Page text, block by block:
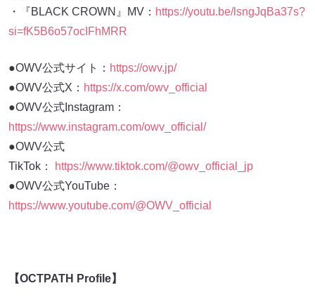
・『BLACK CROWN』MV： https://youtu.be/lsngJqBa37s?
si=fK5B6o57ocIFhMRR
●OWV公式サイト： https://owv.jp/
●OWV公式X： https://x.com/owv_official
●OWV公式Instagram：
https://www.instagram.com/owv_official/
●OWV公式
TikTok：
https://www.tiktok.com/@owv_official_jp
●OWV公式YouTube：
https://www.youtube.com/@OWV_official
【OCTPATH Profile】